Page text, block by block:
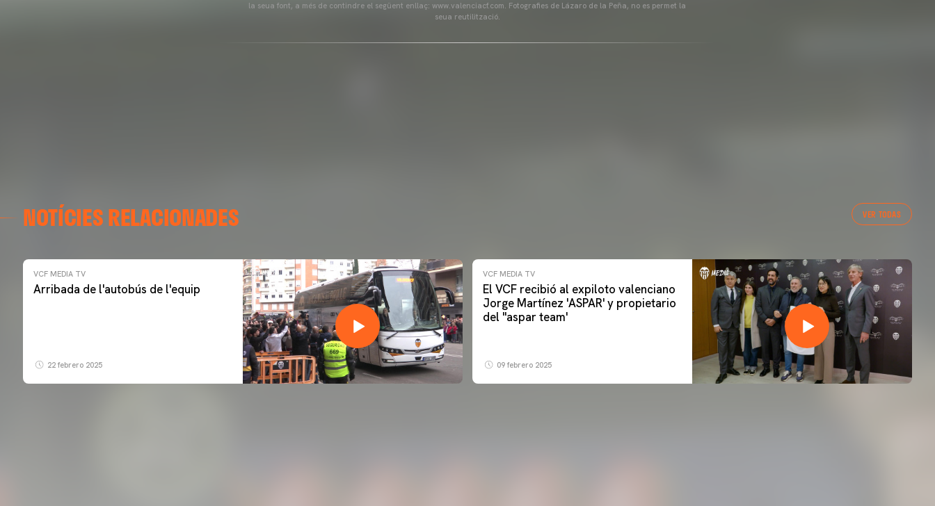
la seua font, a més de contindre el següent enllaç: www.valenciacf.com. Fotografies de Lázaro de la Peña, no es permet la
seua reutilització.
NOTÍCIES RELACIONADES VER TODAS
VCF MEDIA TV
Arribada de l'autobús de l'equip
22 febrero 2025
VCF MEDIA TV
El VCF recibió al expiloto valenciano
Jorge Martínez 'ASPAR' y propietario
del ''aspar team'
09 febrero 2025